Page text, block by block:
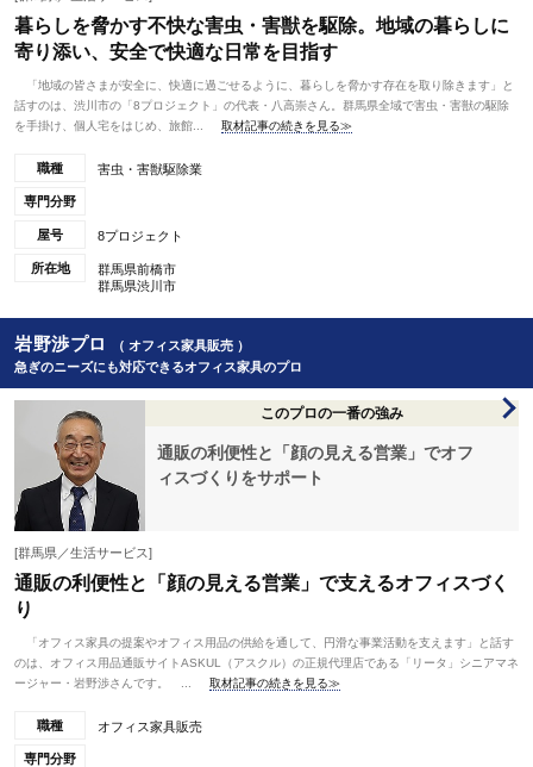
暮らしを脅かす不快な害虫・害獣を駆除。地域の暮らしに
寄り添い、安全で快適な日常を目指す
「地域の皆さまが安全に、快適に過ごせるように、暮らしを脅かす存在を取り除きます」と
話すのは、渋川市の「8プロジェクト」の代表・八高崇さん。群馬県全域で害虫・害獣の駆除
を手掛け、個人宅をはじめ、旅館...
取材記事の続きを見る≫
職種 害虫・害獣駆除業
専門分野
屋号 8プロジェクト
所在地
群馬県前橋市
群馬県渋川市
岩野渉プロ
（ オフィス家具販売 ）
急ぎのニーズにも対応できるオフィス家具のプロ
このプロの一番の強み
通販の利便性と「顔の見える営業」でオフ
ィスづくりをサポート
[群馬県／生活サービス]
通販の利便性と「顔の見える営業」で支えるオフィスづく
り
「オフィス家具の提案やオフィス用品の供給を通して、円滑な事業活動を支えます」と話す
のは、オフィス用品通販サイトASKUL（アスクル）の正規代理店である「リータ」シニアマネ
ージャー・岩野渉さんです。 ...
取材記事の続きを見る≫
職種 オフィス家具販売
専門分野